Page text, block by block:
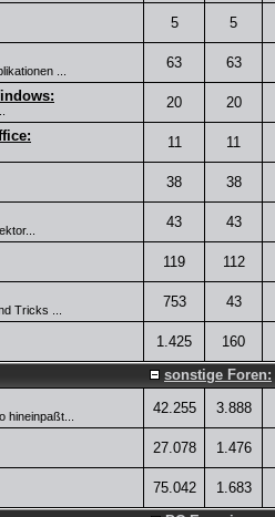
5 5
... 63 63
20 20
11 11
38 38
43 43
119 112
Tricks ... 753 43
1.425 160
sonstige Foren:
hineinpaßt... 42.255 3.888
27.078 1.476
75.042 1.683